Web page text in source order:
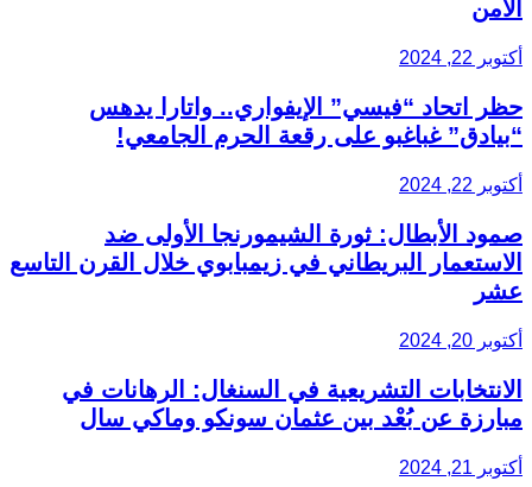
الأمن
أكتوبر 22, 2024
حظر اتحاد “فيسي” الإيفواري.. واتارا يدهس
“بيادق” غباغبو على رقعة الحرم الجامعي!
أكتوبر 22, 2024
صمود الأبطال: ثورة الشيمورنجا الأولى ضد
الاستعمار البريطاني في زيمبابوي خلال القرن التاسع
عشر
أكتوبر 20, 2024
الانتخابات التشريعية في السنغال: الرهانات في
مبارزة عن بُعْد بين عثمان سونكو وماكي سال
أكتوبر 21, 2024